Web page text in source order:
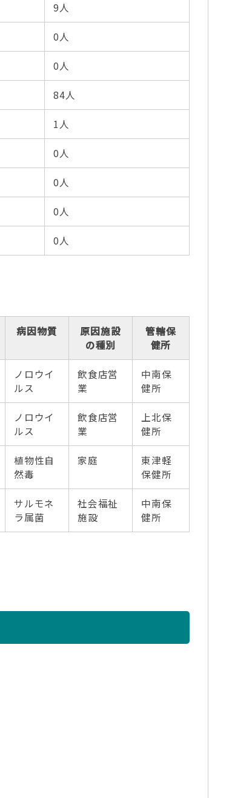
9人
0人
0人
84人
1人
0人
0人
0人
0人
病因物質
原因施設
の種別
管轄保
健所
ノロウイ
ルス
飲食店営
業
中南保
健所
ノロウイ
ルス
飲食店営
業
上北保
健所
植物性自
然毒
家庭
東津軽
保健所
サルモネ
ラ属菌
社会福祉
施設
中南保
健所